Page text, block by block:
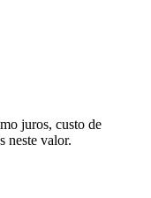
juros, custo de
neste valor.